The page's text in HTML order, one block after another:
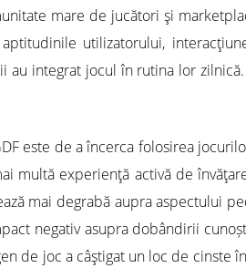
mare de jucători şi
utilizatorului,
au integrat jocul în rutina lor
este de a încerca folosirea
multă experienţă activă de
mai degrabă aupra aspectului
negativ asupra dobândirii
de joc a câştigat un loc de